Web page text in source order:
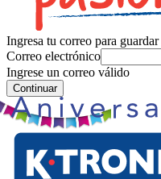
Ingresa tu correo para
Correo electrónico
Ingrese un correo válido
Continuar